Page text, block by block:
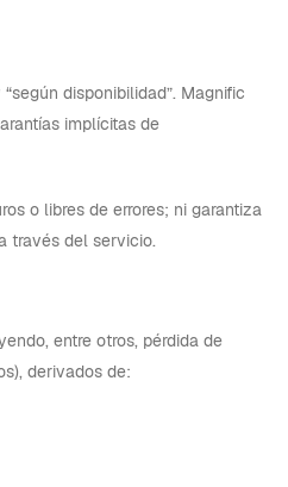
disponibilidad”. Magnific
implícitas de
o libres de errores; ni garantiza
través del servicio.
entre otros, pérdida de
derivados de: